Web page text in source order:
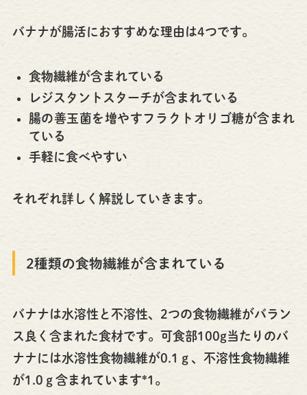
バナナが腸活におすすめな理由は4つです。
食物繊維が含まれている
レジスタントスターチが含まれている
腸の善玉菌を増やすフラクトオリゴ糖が含まれ
ている
手軽に食べやすい
それぞれ詳しく解説していきます。
2種類の食物繊維が含まれている
バナナは水溶性と不溶性、2つの食物繊維がバラン
ス良く含まれた食材です。可食部100g当たりのバ
ナナには水溶性食物繊維が0.1ｇ、不溶性食物繊維
が1.0ｇ含まれています*1。